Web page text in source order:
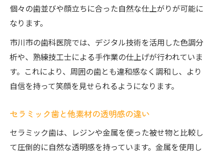
個々の歯並びや顔立ちに合った自然な仕上がりが可能に
なります。
市川市の歯科医院では、デジタル技術を活用した色調分
析や、熟練技工士による手作業の仕上げが行われていま
す。これにより、周囲の歯とも違和感なく調和し、より
自信を持って笑顔を見せられるようになります。
セラミック歯と他素材の透明感の違い
セラミック歯は、レジンや金属を使った被せ物と比較し
て圧倒的に自然な透明感を持っています。金属を使用し